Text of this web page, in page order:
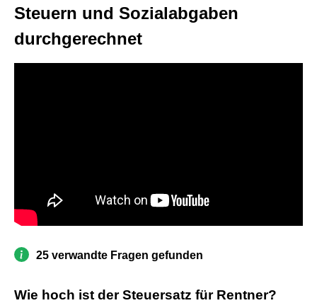
Steuern und Sozialabgaben
durchgerechnet
25 verwandte Fragen gefunden
Wie hoch ist der Steuersatz für Rentner?